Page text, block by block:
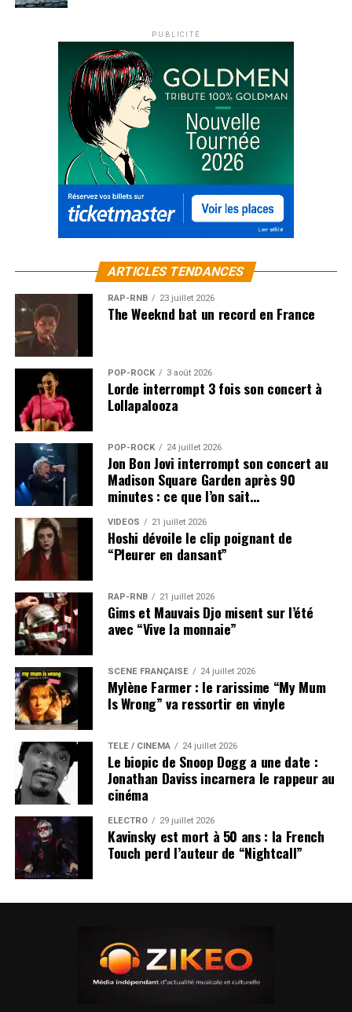
PUBLICITÉ
ARTICLES TENDANCES
RAP-RNB 23 juillet 2026
The Weeknd bat un record en France
POP-ROCK 3 août 2026
Lorde interrompt 3 fois son concert à
Lollapalooza
POP-ROCK 24 juillet 2026
Jon Bon Jovi interrompt son concert au
Madison Square Garden après 90
minutes : ce que l’on sait…
VIDEOS 21 juillet 2026
Hoshi dévoile le clip poignant de
“Pleurer en dansant”
RAP-RNB 21 juillet 2026
Gims et Mauvais Djo misent sur l’été
avec “Vive la monnaie”
SCÈNE FRANÇAISE 24 juillet 2026
Mylène Farmer : le rarissime “My Mum
Is Wrong” va ressortir en vinyle
TÉLÉ / CINÉMA 24 juillet 2026
Le biopic de Snoop Dogg a une date :
Jonathan Daviss incarnera le rappeur au
cinéma
ÉLECTRO 29 juillet 2026
Kavinsky est mort à 50 ans : la French
Touch perd l’auteur de “Nightcall”